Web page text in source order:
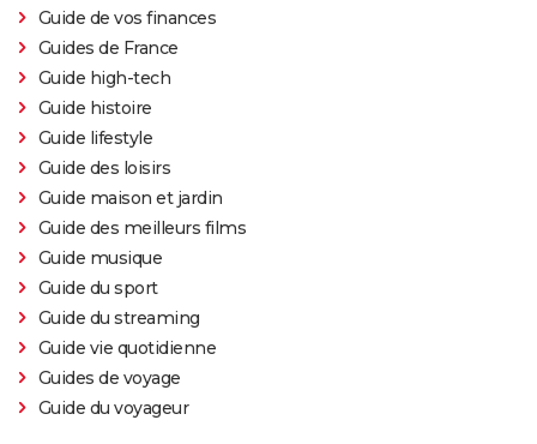
Guide de vos finances
Guides de France
Guide high-tech
Guide histoire
Guide lifestyle
Guide des loisirs
Guide maison et jardin
Guide des meilleurs films
Guide musique
Guide du sport
Guide du streaming
Guide vie quotidienne
Guides de voyage
Guide du voyageur